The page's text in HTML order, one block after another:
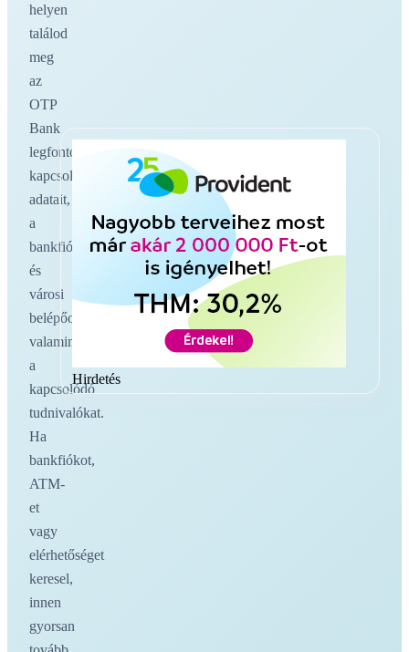
helyen
találod
meg
az
OTP
Bank
legfontosabb
kapcsolati
adatait,
a
bankfiókokat
és
városi
belépőoldalakat,
valamint
a
kapcsolódó
tudnivalókat.
Ha
bankfiókot,
ATM-
et
vagy
elérhetőséget
keresel,
innen
gyorsan
Hirdetés